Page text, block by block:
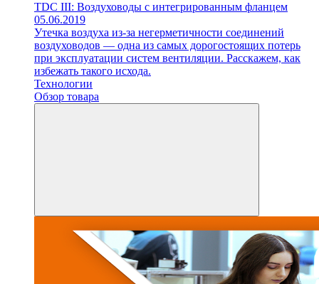
TDC III: Воздуховоды с интегрированным фланцем
05.06.2019
Утечка воздуха из-за негерметичности соединений
воздуховодов — одна из самых дорогостоящих потерь
при эксплуатации систем вентиляции. Расскажем, как
избежать такого исхода.
Технологии
Обзор товара